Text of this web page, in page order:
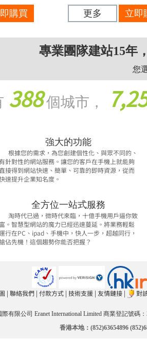
購買 更多 立即
專業團隊建站15年
您
388個城市，
強大的功能
根據您的需求，為您創建個性化、與眾不同的、
針對性的網站服務。讓您的客戶在手機上就能夠
直接得到網站快速、簡單、可靠的即時資源，從而
速提升企業知名度。
全方位一站式服務
淘時代已過，微時代來臨，十億手機用戶逼你致
富。智慧型網站的魔力已經迅速蔓延。將業務輕鬆
行在PC、ipad、手機中，快人一步，超越同行，
佔先機！這個趨勢你能否把握？
| 聯絡我們 | 付款方式 | 技術支援 | 友情鏈接 | 對
有限公司 Eranet International Limited 商業登記號碼：
香港本地：(852)63654896